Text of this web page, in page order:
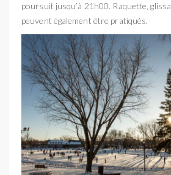
poursuit jusqu’à 21h00. Raquette,
peuvent également être pratiqués.